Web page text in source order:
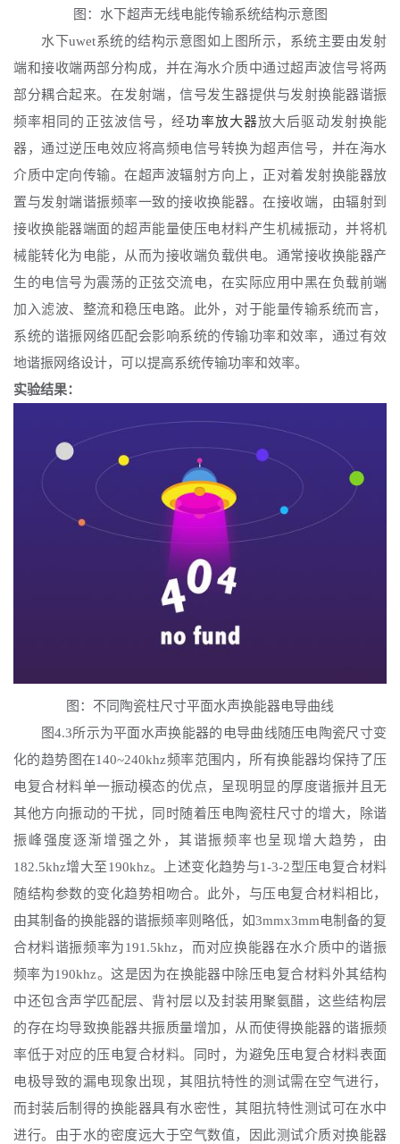
图：水下超声无线电能传输系统结构示意图
水下uwet系统的结构示意图如上图所示，系统主要由发射
端和接收端两部分构成，并在海水介质中通过超声波信号将两
部分耦合起来。在发射端，信号发生器提供与发射换能器谐振
频率相同的正弦波信号，经功率放大器放大后驱动发射换能
器，通过逆压电效应将高频电信号转换为超声信号，并在海水
介质中定向传输。在超声波辐射方向上，正对着发射换能器放
置与发射端谐振频率一致的接收换能器。在接收端，由辐射到
接收换能器端面的超声能量使压电材料产生机械振动，并将机
械能转化为电能，从而为接收端负载供电。通常接收换能器产
生的电信号为震荡的正弦交流电，在实际应用中黑在负载前端
加入滤波、整流和稳压电路。此外，对于能量传输系统而言，
系统的谐振网络匹配会影响系统的传输功率和效率，通过有效
地谐振网络设计，可以提高系统传输功率和效率。
实验结果：
图：不同陶瓷柱尺寸平面水声换能器电导曲线
图4.3所示为平面水声换能器的电导曲线随压电陶瓷尺寸变
化的趋势图在140~240khz频率范围内，所有换能器均保持了压
电复合材料单一振动模态的优点，呈现明显的厚度谐振并且无
其他方向振动的干扰，同时随着压电陶瓷柱尺寸的增大，除谐
振峰强度逐渐增强之外，其谐振频率也呈现增大趋势，由
182.5khz增大至190khz。上述变化趋势与1-3-2型压电复合材料
随结构参数的变化趋势相吻合。此外，与压电复合材料相比，
由其制备的换能器的谐振频率则略低，如3mmx3mm电制备的复
合材料谐振频率为191.5khz，而对应换能器在水介质中的谐振
频率为190khz。这是因为在换能器中除压电复合材料外其结构
中还包含声学匹配层、背衬层以及封装用聚氨醋，这些结构层
的存在均导致换能器共振质量增加，从而使得换能器的谐振频
率低于对应的压电复合材料。同时，为避免压电复合材料表面
电极导致的漏电现象出现，其阻抗特性的测试需在空气进行，
而封装后制得的换能器具有水密性，其阻抗特性测试可在水中
进行。由于水的密度远大于空气数值，因此测试介质对换能器